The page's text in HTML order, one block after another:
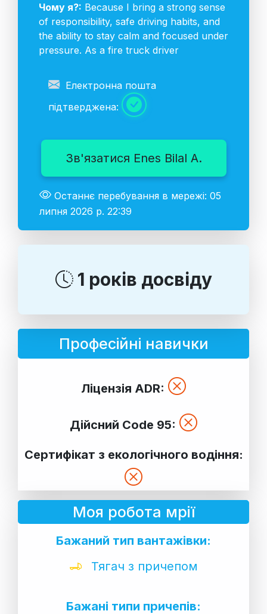
Чому я?: Because I bring a strong sense
of responsibility, safe driving habits, and
the ability to stay calm and focused under
pressure. As a fire truck driver
Електронна пошта
підтверджена:
Зв'язатися Enes Bilal A.
Останнє перебування в мережі: 05
липня 2026 р. 22:39
1 років досвіду
Професійні навички
Ліцензія ADR:
Дійсний Code 95:
Сертифікат з екологічного водіння:
Моя робота мрії
Бажаний тип вантажівки:
Тягач з причепом
Бажані типи причепів: